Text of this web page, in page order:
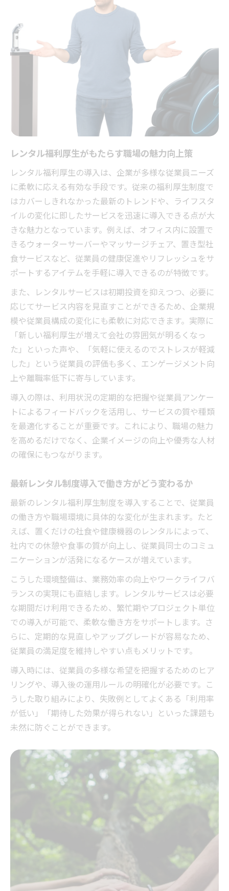
SDGs時代に最適なレンタル活用術
SDGs達成に貢献するレンタル福利厚生の選
び方
企業価値向上に役立つSDGs対応レンタル活
レンタルサービスが広げるSDGs企業の可能
エコな職場づくりとレンタル福利厚生の両
SDGs面白い取り組みに学ぶレンタル活用ア
柔軟性が魅力の最新福利厚生の見直し
柔軟な働き方に対応するレンタル福利厚生
の工夫
見直しが進む最新レンタル福利厚生の実態
解説
多様性を叶えるレンタル導入事例とその効
果
従業員満足度向上へ柔軟なレンタル制度の
選択
企業が抱える課題を解決するレンタル活用
術
働きがいを高めるレンタル制度の選び方
働きがい向上に効くレンタル福利厚生のポ
イント
従業員が支持するレンタルサービスの選定
基準
SDGs企業のレンタル導入事例から選び方を
学ぶ
最新トレンドを押さえたレンタル制度の選
職場満足度を高めるレンタルの選び方と実
践例
SDGs貢献に役立つレンタル導入ポイント
SDGs目標達成へ導くレンタル福利厚生の活
用法
レンタルサービスで企業の社会貢献度を高
める
SDGs企業取り組み具体例に学ぶレンタル導
入術
企業イメージ向上に繋がるレンタル活用ポ
イント
サステナブルな福利厚生実現とレンタルの
関係性
レンタルを通じた福利厚生の多様化実践例
多様化が進むレンタル福利厚生の実践事例
集
例
SDGs面白い取り組み企業の福利厚生事例分
析
従業員満足度が向上したレンタル活用の実
多様性推進に効くレンタル福利厚生の工夫
とは
レンタル福利厚生がもたらす職場の魅力向上策
レンタル福利厚生の導入は、企業が多様な従業員ニーズ
に柔軟に応える有効な手段です。従来の福利厚生制度で
はカバーしきれなかった最新のトレンドや、ライフスタ
イルの変化に即したサービスを迅速に導入できる点が大
きな魅力となっています。例えば、オフィス内に設置で
きるウォーターサーバーやマッサージチェア、置き型社
食サービスなど、従業員の健康促進やリフレッシュをサ
ポートするアイテムを手軽に導入できるのが特徴です。
また、レンタルサービスは初期投資を抑えつつ、必要に
応じてサービス内容を見直すことができるため、企業規
模や従業員構成の変化にも柔軟に対応できます。実際に
「新しい福利厚生が増えて会社の雰囲気が明るくなっ
た」といった声や、「気軽に使えるのでストレスが軽減
した」という従業員の評価も多く、エンゲージメント向
上や離職率低下に寄与しています。
導入の際は、利用状況の定期的な把握や従業員アンケー
トによるフィードバックを活用し、サービスの質や種類
を最適化することが重要です。これにより、職場の魅力
を高めるだけでなく、企業イメージの向上や優秀な人材
の確保にもつながります。
最新レンタル制度導入で働き方がどう変わるか
最新のレンタル福利厚生制度を導入することで、従業員
の働き方や職場環境に具体的な変化が生まれます。たと
えば、置くだけの社食や健康機器のレンタルによって、
社内での休憩や食事の質が向上し、従業員同士のコミュ
ニケーションが活発になるケースが増えています。
こうした環境整備は、業務効率の向上やワークライフバ
ランスの実現にも直結します。レンタルサービスは必要
な期間だけ利用できるため、繁忙期やプロジェクト単位
での導入が可能で、柔軟な働き方をサポートします。さ
らに、定期的な見直しやアップグレードが容易なため、
従業員の満足度を維持しやすい点もメリットです。
導入時には、従業員の多様な希望を把握するためのヒア
リングや、導入後の運用ルールの明確化が必要です。こ
うした取り組みにより、失敗例としてよくある「利用率
が低い」「期待した効果が得られない」といった課題も
未然に防ぐことができます。